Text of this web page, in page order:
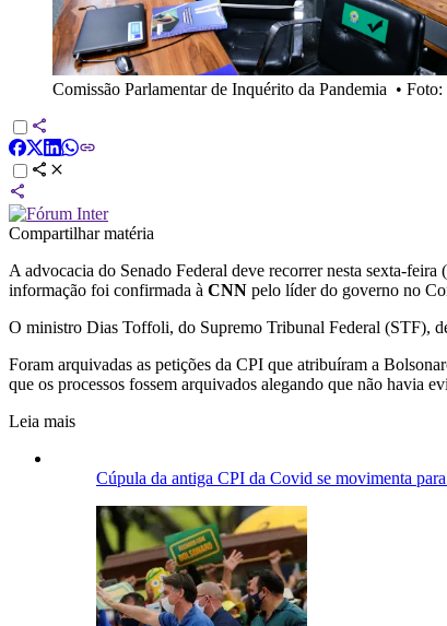
Comissão Parlamentar de Inquérito da Pandemia • Foto:
Compartilhar matéria
A advocacia do Senado Federal deve recorrer nesta sexta-
informação foi confirmada à CNN pelo líder do governo no
O ministro Dias Toffoli, do Supremo Tribunal Federal (STF),
Foram arquivadas as petições da CPI que atribuíram a
que os processos fossem arquivados alegando que não havia
Leia mais
Cúpula da antiga CPI da Covid se movimenta